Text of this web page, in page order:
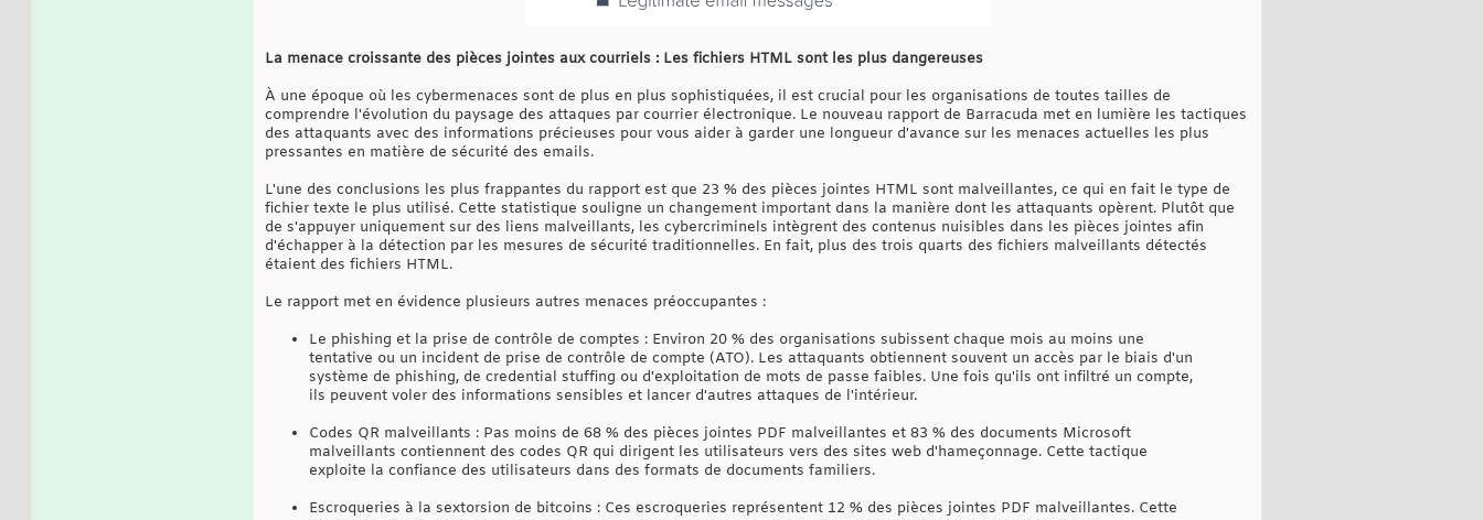
La menace croissante des pièces jointes aux courriels : Les fichiers HTML sont les plus dangereuses
À une époque où les cybermenaces sont de plus en plus sophistiquées, il est crucial pour les organisations de toutes tailles de
comprendre l'évolution du paysage des attaques par courrier électronique. Le nouveau rapport de Barracuda met en lumière les tactiques
des attaquants avec des informations précieuses pour vous aider à garder une longueur d'avance sur les menaces actuelles les plus
pressantes en matière de sécurité des emails.
L'une des conclusions les plus frappantes du rapport est que 23 % des pièces jointes HTML sont malveillantes, ce qui en fait le type de
fichier texte le plus utilisé. Cette statistique souligne un changement important dans la manière dont les attaquants opèrent. Plutôt que
de s'appuyer uniquement sur des liens malveillants, les cybercriminels intègrent des contenus nuisibles dans les pièces jointes afin
d'échapper à la détection par les mesures de sécurité traditionnelles. En fait, plus des trois quarts des fichiers malveillants détectés
étaient des fichiers HTML.
Le rapport met en évidence plusieurs autres menaces préoccupantes :
Le phishing et la prise de contrôle de comptes : Environ 20 % des organisations subissent chaque mois au moins une
tentative ou un incident de prise de contrôle de compte (ATO). Les attaquants obtiennent souvent un accès par le biais d'un
système de phishing, de credential stuffing ou d'exploitation de mots de passe faibles. Une fois qu'ils ont infiltré un compte,
ils peuvent voler des informations sensibles et lancer d'autres attaques de l'intérieur.
Codes QR malveillants : Pas moins de 68 % des pièces jointes PDF malveillantes et 83 % des documents Microsoft
malveillants contiennent des codes QR qui dirigent les utilisateurs vers des sites web d'hameçonnage. Cette tactique
exploite la confiance des utilisateurs dans des formats de documents familiers.
Escroqueries à la sextorsion de bitcoins : Ces escroqueries représentent 12 % des pièces jointes PDF malveillantes. Cette